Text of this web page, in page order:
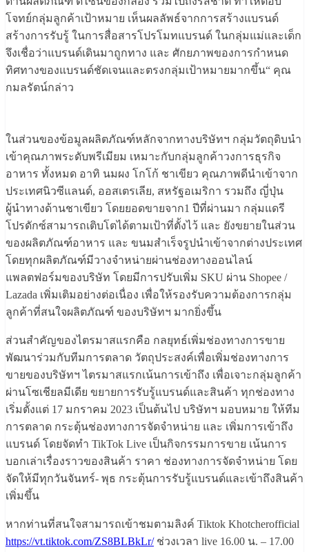
โจทย์กลุ่มลูกค้าเป้าหมาย เห็นผลลัพธ์จากการสร้างแบรนด์
สร้างการรับรู้ ในการสื่อสารโปรโมทแบรนด์ ในกลุ่มแม่และเด็ก
จึงเชื่อว่าแบรนด์เดินมาถูกทาง และ ศักยภาพของการกำหนด
ทิศทางของแบรนด์ชัดเจนและตรงกลุ่มเป้าหมายมากขึ้น“ คุณ
กมลรัตน์กล่าว
ในส่วนของข้อมูลผลิตภัณฑ์หลักจากทางบริษัทฯ กลุ่มวัตถุดิบนำ
เข้าคุณภาพระดับพรีเมียม เหมาะกับกลุ่มลูกค้าวงการธุรกิจ
อาหาร ทั้งหมด อาทิ นมผง โกโก้ ชาเขียว คุณภาพดีนำเข้าจาก
ประเทศนิวซีแลนด์, ออสเตรเลีย, สหรัฐอเมริกา รวมถึง ญี่ปุ่น
ผู้นำทางด้านชาเขียว โดยยอดขายจาก1 ปีที่ผ่านมา กลุ่มแดรี
โปรดักซ์สามารถเติบโตได้ตามเป้าที่ตั้งไว้ และ ยังขยายในส่วน
ของผลิตภัณฑ์อาหาร และ ขนมสำเร็จรูปนำเข้าจากต่างประเทศ
โดยทุกผลิตภัณฑ์มีวางจำหน่ายผ่านช่องทางออนไลน์
แพลตฟอร์มของบริษัท โดยมีการปรับเพิ่ม SKU ผ่าน Shopee /
Lazada เพิ่มเติมอย่างต่อเนื่อง เพื่อให้รองรับความต้องการกลุ่ม
ลูกค้าที่สนใจผลิตภัณฑ์ ของบริษัทฯ มากยิ่งขึ้น
ส่วนสำคัญของไตรมาสแรกคือ กลยุทธ์เพิ่มช่องทางการขาย
พัฒนาร่วมกับทีมการตลาด วัตถุประสงค์เพื่อเพิ่มช่องทางการ
ขายของบริษัทฯ ไตรมาสแรกเน้นการเข้าถึง เพื่อเจาะกลุ่มลูกค้า
ผ่านโซเชียลมีเดีย ขยายการรับรู้แบรนด์และสินค้า ทุกช่องทาง
เริ่มตั้งแต่ 17 มกราคม 2023 เป็นต้นไป บริษัทฯ มอบหมาย ให้ทีม
การตลาด กระตุ้นช่องทางการจัดจำหน่าย และ เพิ่มการเข้าถึง
แบรนด์ โดยจัดทำ TikTok Live เป็นกิจกรรมการขาย เน้นการ
บอกเล่าเรื่องราวของสินค้า ราคา ช่องทางการจัดจำหน่าย โดย
จัดให้มีทุกวันจันทร์- พุธ กระตุ้นการรับรู้แบรนด์และเข้าถึงสินค้า
เพิ่มขึ้น
หากท่านที่สนใจสามารถเข้าชมตามลิงค์ Tiktok Khotcherofficial
https://vt.tiktok.com/ZS8BLBkLr/ช่วงเวลา live 16.00 น. – 17.00